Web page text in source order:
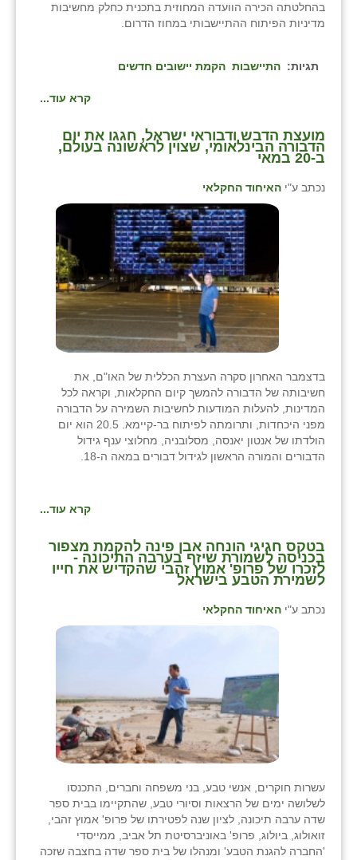
בהחלטתה הכירה הוועדה המחוזית בתכנית כחלק מחשיבות
מדיניות הפיתוח ההתיישבותי במחוז הדרום.
תגיות: התיישבות הקמת יישובים חדשים
קרא עוד...
מועצת הדבש ודבוראי ישראל, חגגו את יום
הדבורה הבינלאומי, שצוין לראשונה בעולם,
ב-20 במאי
נכתב ע"י האיחוד החקלאי
בדצמבר האחרון סקרה העצרת הכללית של האו"ם, את
חשיבותה של הדבורה להמשך קיום החקלאות, וקראה לכל
המדינות, להעלות המודעות לחשיבות השמירה על הדבורה
מפני היכחדות, ותרומתה לפיתוח בר-קיימא. 20.5 הוא יום
הולדתו של אנטון יאנסה, מסלובניה, מחלוצי ענף גידול
הדבורים והמורה הראשון לגידול דבורים במאה ה-18.
קרא עוד...
בטקס חגיגי הונחה אבן פינה להקמת מצפור
בכניסה לשמורת שיזף בערבה התיכונה -
לזכרו של פרופ' אמוץ זהבי שהקדיש את חייו
לשמירת הטבע בישראל
נכתב ע"י האיחוד החקלאי
עשרות חוקרים, אנשי טבע, בני משפחה וחברים, התכנסו
לשלושה ימים של הרצאות וסיורי טבע, שהתקיימו בבית ספר
שדה ערבה תיכונה, לציון שנה לפטירתו של פרופ' אמוץ זהבי,
זואולוג, ביולוג, פרופ' באוניברסיטת תל אביב, ממייסדי
'החברה להגנת הטבע' ומנהלו של בית ספר שדה בחצבה שזכה